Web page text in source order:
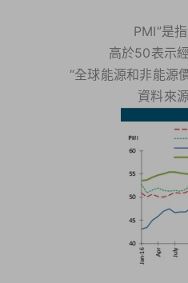
PMI”是
高於50表示
“全球能源和非能源
資料來